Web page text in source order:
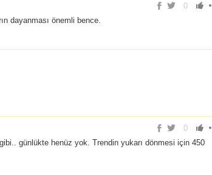
0
dayanması önemli bence.
0
günlükte henüz yok. Trendin yukarı dönmesi için 450